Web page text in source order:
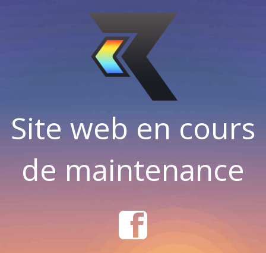
Site web en cours
de maintenance